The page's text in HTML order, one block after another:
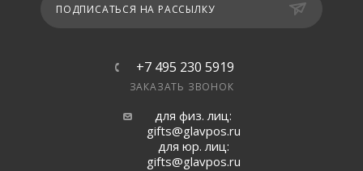
ПОДПИСАТЬСЯ НА РАССЫЛКУ
+7 495 230 5919
ЗАКАЗАТЬ ЗВОНОК
для физ. лиц:
gifts@glavpos.ru
для юр. лиц:
gifts@glavpos.ru